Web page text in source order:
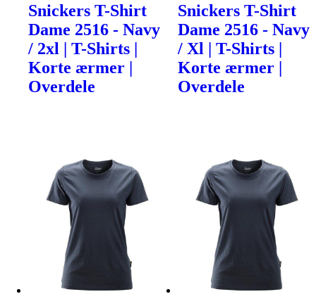
Snickers T-Shirt
Dame 2516 - Navy
/ 2xl | T-Shirts |
Korte ærmer |
Overdele
Snickers T-Shirt
Dame 2516 - Navy
/ Xl | T-Shirts |
Korte ærmer |
Overdele